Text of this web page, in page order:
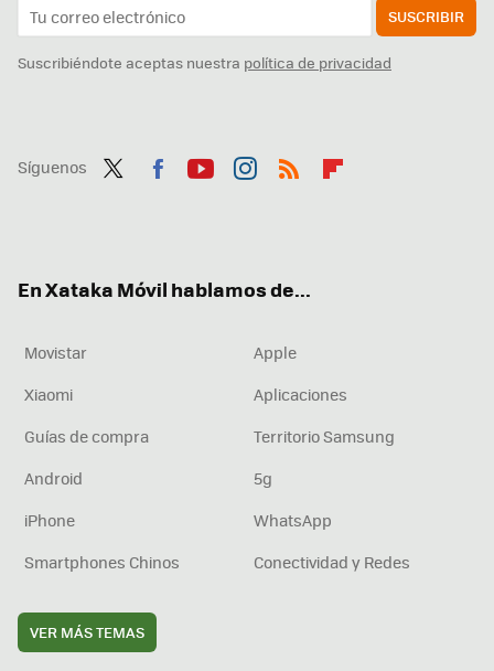
SUSCRIBIR
Suscribiéndote aceptas nuestra política de privacidad
Síguenos
En Xataka Móvil hablamos de...
Movistar
Apple
Xiaomi
Aplicaciones
Guías de compra
Territorio Samsung
Android
5g
iPhone
WhatsApp
Smartphones Chinos
Conectividad y Redes
VER MÁS TEMAS